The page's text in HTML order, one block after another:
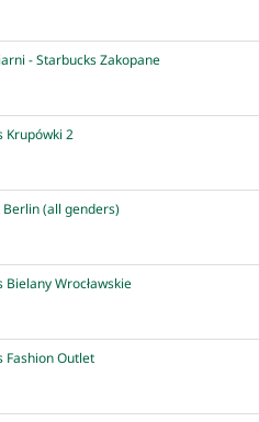
- Starbucks Zakopane
Krupówki 2
(all genders)
Wrocławskie
Fashion Outlet